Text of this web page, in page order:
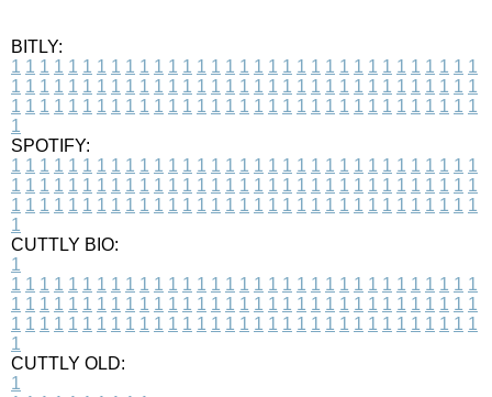
BITLY:
1 1 1 1 1 1 1 1 1 1 1 1 1 1 1 1 1 1 1 1 1 1 1 1 1 1 1 1 1 1 1 1 1
1 1 1 1 1 1 1 1 1 1 1 1 1 1 1 1 1 1 1 1 1 1 1 1 1 1 1 1 1 1 1 1 1
1 1 1 1 1 1 1 1 1 1 1 1 1 1 1 1 1 1 1 1 1 1 1 1 1 1 1 1 1 1 1 1 1
1
SPOTIFY:
1 1 1 1 1 1 1 1 1 1 1 1 1 1 1 1 1 1 1 1 1 1 1 1 1 1 1 1 1 1 1 1 1
1 1 1 1 1 1 1 1 1 1 1 1 1 1 1 1 1 1 1 1 1 1 1 1 1 1 1 1 1 1 1 1 1
1 1 1 1 1 1 1 1 1 1 1 1 1 1 1 1 1 1 1 1 1 1 1 1 1 1 1 1 1 1 1 1 1
1
CUTTLY BIO:
1
1 1 1 1 1 1 1 1 1 1 1 1 1 1 1 1 1 1 1 1 1 1 1 1 1 1 1 1 1 1 1 1 1
1 1 1 1 1 1 1 1 1 1 1 1 1 1 1 1 1 1 1 1 1 1 1 1 1 1 1 1 1 1 1 1 1
1 1 1 1 1 1 1 1 1 1 1 1 1 1 1 1 1 1 1 1 1 1 1 1 1 1 1 1 1 1 1 1 1
1
CUTTLY OLD:
1